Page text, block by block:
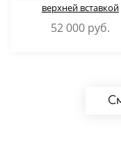
верхней вставкой
52 000 руб.